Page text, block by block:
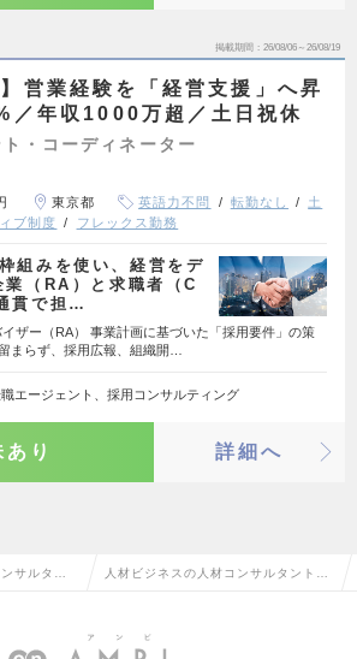
掲載期間 26/08/06～26/08/19
営業経験を「経営支援」へ昇
／年収1000万超／土日祝休
・コーディネーター
東京都 英語力不問 転勤なし
土
ブ制度 フレックス勤務
組みを使い、経営をデ
（RA）と求職者（C
貫で担…
ザー（RA） 事業計画に基づいた「採用要件」の策
まらず、採用広報、組織開…
職エージェント、採用コンサルティング
り 詳細へ
サルタン 人材ビジネスの人材コンサルタント・
覧